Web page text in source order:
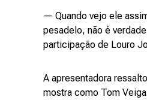
— Quando vejo ele
pesadelo, não é
participação de Louro
A apresentadora
mostra como Tom